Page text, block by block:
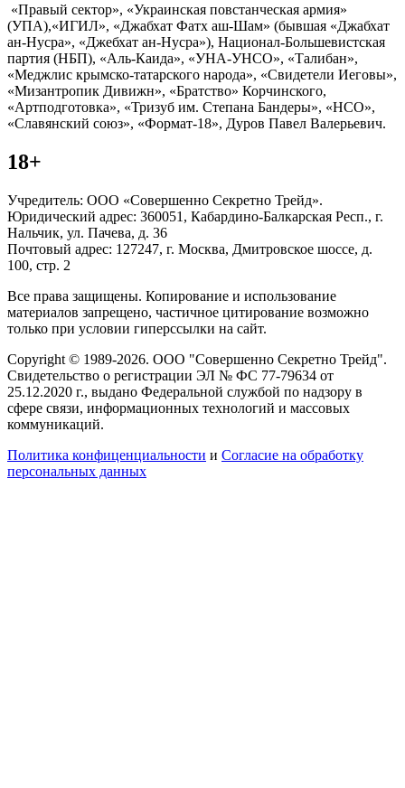
«Правый сектор», «Украинская повстанческая армия»
(УПА),«ИГИЛ», «Джабхат Фатх аш-Шам» (бывшая «Джабхат
ан-Нусра», «Джебхат ан-Нусра»), Национал-Большевистская
партия (НБП), «Аль-Каида», «УНА-УНСО», «Талибан»,
«Меджлис крымско-татарского народа», «Свидетели Иеговы»,
«Мизантропик Дивижн», «Братство» Корчинского,
«Артподготовка», «Тризуб им. Степана Бандеры», «НСО»,
«Славянский союз», «Формат-18», Дуров Павел Валерьевич.
18+
Учредитель: ООО «Совершенно Секретно Трейд».
Юридический адрес: 360051, Кабардино-Балкарская Респ., г.
Нальчик, ул. Пачева, д. 36
Почтовый адрес: 127247, г. Москва, Дмитровское шоссе, д.
100, стр. 2
Все права защищены. Копирование и использование
материалов запрещено, частичное цитирование возможно
только при условии гиперссылки на сайт.
Copyright © 1989-2026. ООО "Совершенно Секретно Трейд".
Свидетельство о регистрации ЭЛ № ФС 77-79634 от
25.12.2020 г., выдано Федеральной службой по надзору в
сфере связи, информационных технологий и массовых
коммуникаций.
Политика конфиценциальности и Согласие на обработку
персональных данных